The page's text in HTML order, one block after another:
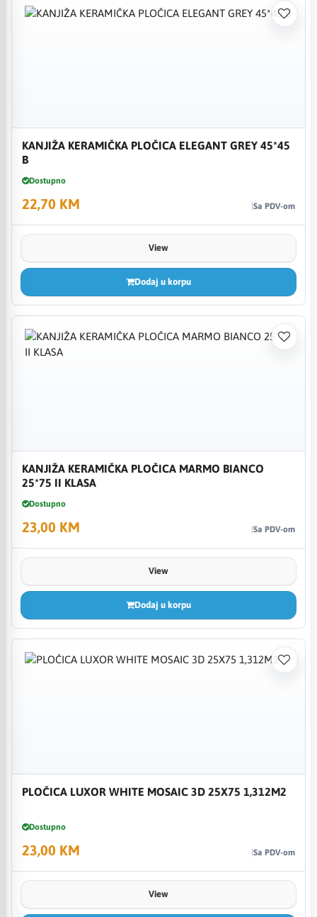
KANJIŽA KERAMIČKA PLOČICA ELEGANT GREY 45*45
B
Dostupno
22,70 KM Sa PDV-om
View
Dodaj u korpu
KANJIŽA KERAMIČKA PLOČICA MARMO BIANCO
25*75 II KLASA
Dostupno
23,00 KM Sa PDV-om
View
Dodaj u korpu
PLOČICA LUXOR WHITE MOSAIC 3D 25X75 1,312M2
Dostupno
23,00 KM Sa PDV-om
View